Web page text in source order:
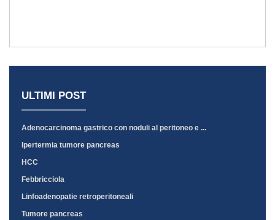
ULTIMI POST
Adenocarcinoma gastrico con noduli al peritoneo e ...
Ipertermia tumore pancreas
HCC
Febbricciola
Linfoadenopatie retroperitoneali
Tumore pancreas